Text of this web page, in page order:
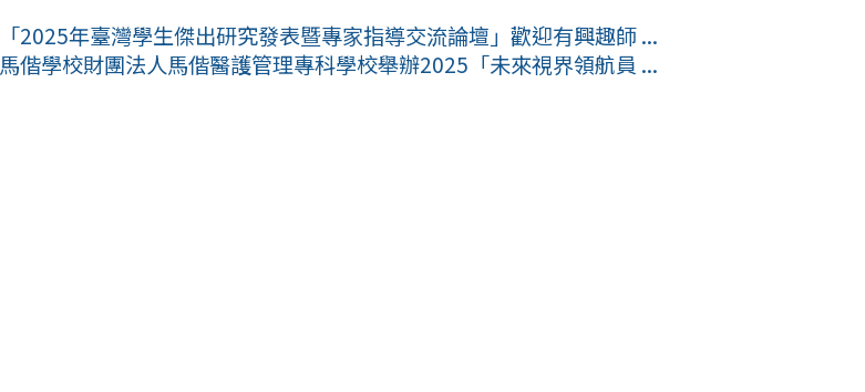
「2025年臺灣學生傑出研究發表暨專家指導交流論壇」歡迎有興趣師 ...
馬偕學校財團法人馬偕醫護管理專科學校舉辦2025「未來視界領航員 ...